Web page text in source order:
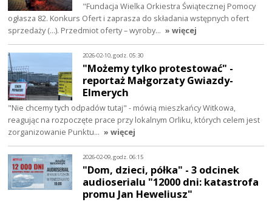
"Fundacja Wielka Orkiestra Świątecznej Pomocy
ogłasza 82. Konkurs Ofert i zaprasza do składania wstępnych ofert
sprzedaży (...). Przedmiot oferty – wyroby… » więcej
2026-02-10, godz. 05:30
"Możemy tylko protestować" -
reportaż Małgorzaty Gwiazdy-
Elmerych
"Nie chcemy tych odpadów tutaj" - mówią mieszkańcy Witkowa,
reagując na rozpoczęte prace przy lokalnym Orliku, których celem jest
zorganizowanie Punktu… » więcej
2026-02-09, godz. 06:15
"Dom, dzieci, półka" - 3 odcinek
audioserialu "12000 dni: katastrofa
promu Jan Heweliusz"